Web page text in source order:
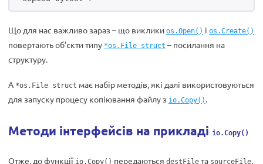
Що для нас важливо зараз – що виклики os.Open() і os.Create()
повертають об’єкти типу *os.File struct – посилання на
структуру.
А *os.File struct має набір методів, які далі використовуються
для запуску процесу копіювання файлу з io.Copy() .
Методи інтерфейсів на прикладі io.Copy()
Отже, до функції io.Copy() передаються destFile та sourceFile,